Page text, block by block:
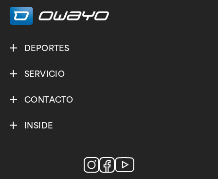
DEPORTES
SERVICIO
CONTACTO
INSIDE